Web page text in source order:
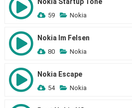
59 Nokia
Nokia Im Felsen
80 Nokia
Nokia Escape
54 Nokia